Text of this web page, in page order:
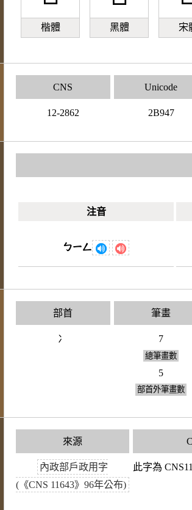
楷體 黑體 宋
CNS
12-2862
Unicode
2B947
注音
ㄅㄧㄥ
部首
冫
筆畫
7
總筆畫數
5
部首外筆畫數
來源
內政部戶政用字
(《CNS 11643》96年公布)
此字為